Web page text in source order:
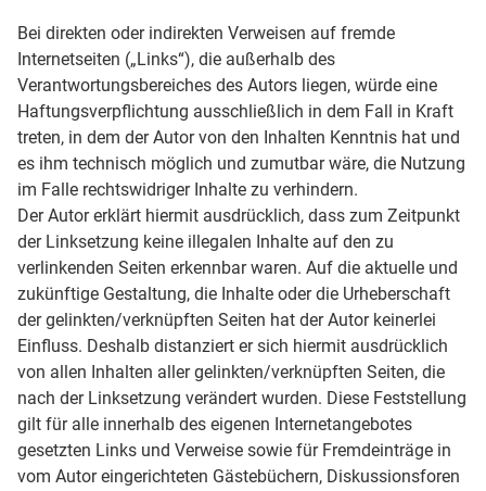
Bei direkten oder indirekten Verweisen auf fremde
Internetseiten („Links“), die außerhalb des
Verantwortungsbereiches des Autors liegen, würde eine
Haftungsverpflichtung ausschließlich in dem Fall in Kraft
treten, in dem der Autor von den Inhalten Kenntnis hat und
es ihm technisch möglich und zumutbar wäre, die Nutzung
im Falle rechtswidriger Inhalte zu verhindern.
Der Autor erklärt hiermit ausdrücklich, dass zum Zeitpunkt
der Linksetzung keine illegalen Inhalte auf den zu
verlinkenden Seiten erkennbar waren. Auf die aktuelle und
zukünftige Gestaltung, die Inhalte oder die Urheberschaft
der gelinkten/verknüpften Seiten hat der Autor keinerlei
Einfluss. Deshalb distanziert er sich hiermit ausdrücklich
von allen Inhalten aller gelinkten/verknüpften Seiten, die
nach der Linksetzung verändert wurden. Diese Feststellung
gilt für alle innerhalb des eigenen Internetangebotes
gesetzten Links und Verweise sowie für Fremdeinträge in
vom Autor eingerichteten Gästebüchern, Diskussionsforen